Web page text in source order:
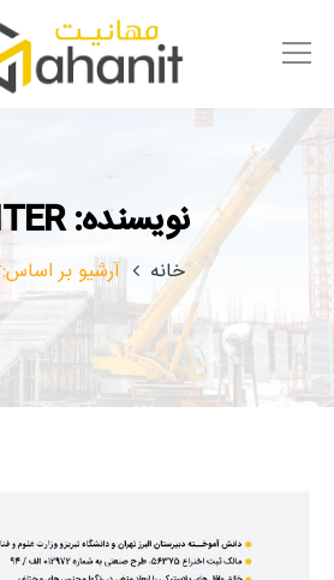
نویسنده: WRITER
خانه آرشیو بر اساس:writer